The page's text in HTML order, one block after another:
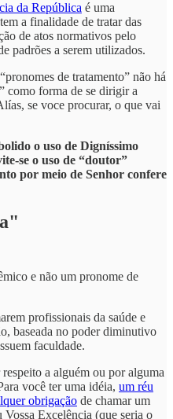
da República é uma
a finalidade de tratar das
de atos normativos pelo
padrões a serem utilizados.
de tratamento” não há
como forma de se dirigir a
se voce procurar, o que vai
o uso de Digníssimo
se o uso de “doutor”
por meio de Senhor confere
e não um pronome de
profissionais da saúde e
baseada no poder diminutivo
faculdade.
a alguém ou por alguma
você ter uma idéia, um réu
obrigação de chamar um
Excelência (que seria o